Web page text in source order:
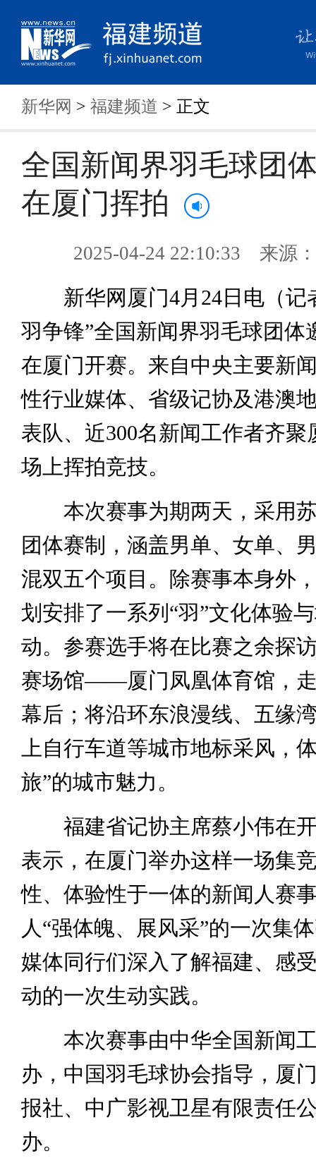
新华网 > 福建频道 > 正文
全国新闻界羽毛球团
在厦门挥拍
2025-04-24 22:10:33 来源
新华网厦门4月24日电（记
羽争锋”全国新闻界羽毛球团体
在厦门开赛。来自中央主要新
性行业媒体、省级记协及港澳
表队、近300名新闻工作者齐聚
场上挥拍竞技。
本次赛事为期两天，采用苏
团体赛制，涵盖男单、女单、
混双五个项目。除赛事本身外
划安排了一系列“羽”文化体验
动。参赛选手将在比赛之余探
赛场馆——厦门凤凰体育馆，
幕后；将沿环东浪漫线、五缘
上自行车道等城市地标采风，
旅”的城市魅力。
福建省记协主席蔡小伟在开
表示，在厦门举办这样一场集
性、体验性于一体的新闻人赛
人“强体魄、展风采”的一次集
媒体同行们深入了解福建、感
动的一次生动实践。
本次赛事由中华全国新闻工
办，中国羽毛球协会指导，厦
报社、中广影视卫星有限责任
办。